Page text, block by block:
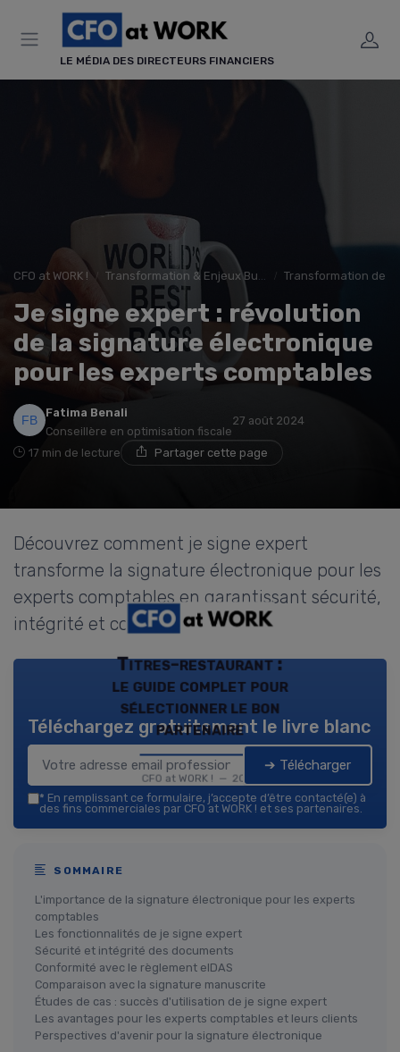
LE MÉDIA DES DIRECTEURS FINANCIERS
CFO at WORK ! Transformation & Enjeux Business Transformation de
Je signe expert : révolution
de la signature électronique
pour les experts comptables
Fatima Benali
Conseillère en optimisation fiscale
27 août 2024
17 min de lecture Partager cette page
Découvrez comment je signe expert
transforme la signature électronique pour les
experts comptables en garantissant sécurité,
intégrité et conformité.
Titres-restaurant :
le guide complet pour
sélectionner le bon
partenaire
CFO at WORK ! — 2026
Téléchargez gratuitement le livre blanc
➔ Télécharger
* En remplissant ce formulaire, j’accepte d’être contacté(e) à
des fins commerciales par CFO at WORK ! et ses partenaires.
SOMMAIRE
L'importance de la signature électronique pour les experts
comptables
Les fonctionnalités de je signe expert
Sécurité et intégrité des documents
Conformité avec le règlement eIDAS
Comparaison avec la signature manuscrite
Études de cas : succès d'utilisation de je signe expert
Les avantages pour les experts comptables et leurs clients
Perspectives d'avenir pour la signature électronique
Panneau de gestion des cookies